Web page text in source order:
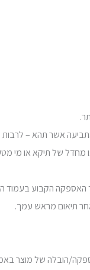
אשר תהא –
של תיקא או מי
המוגבלים לגישה מבחינה ביטחונית במועד הנקוב
תיאום מראש עמך.
אספקה/הובלה של מוצר